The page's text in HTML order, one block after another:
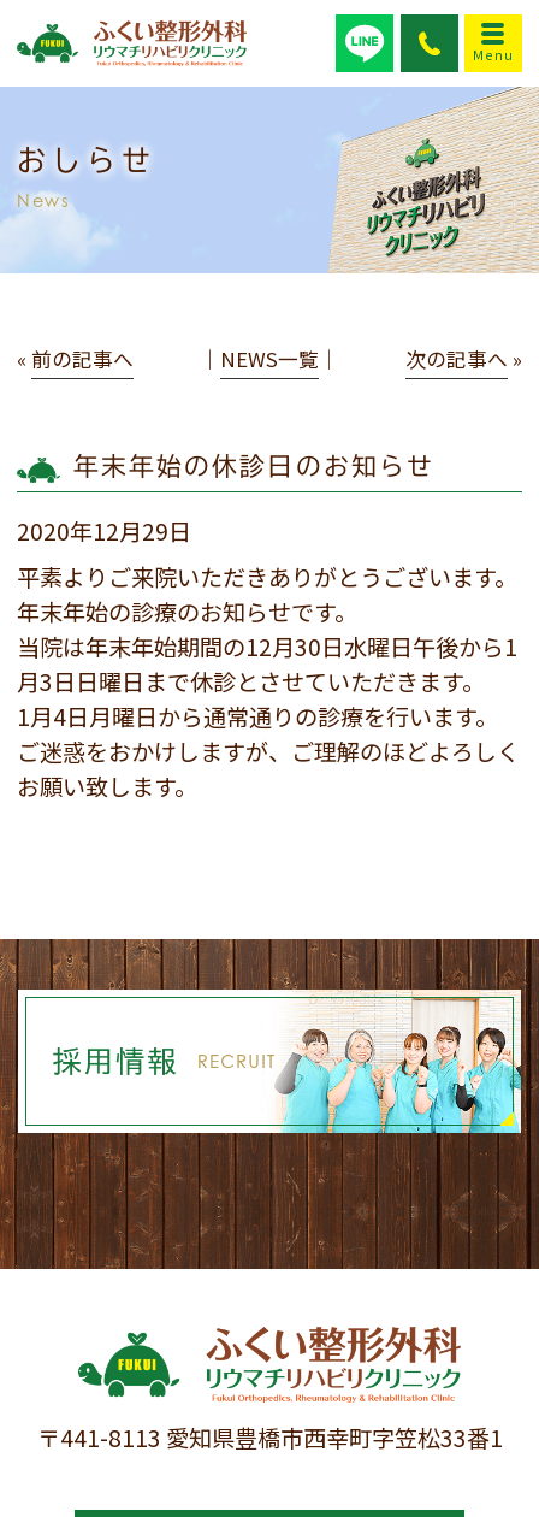
おしらせ
News
« 前の記事へ │ NEWS一覧 │ 次の記事へ »
年末年始の休診日のお知らせ
2020年12月29日
平素よりご来院いただきありがとうございます。
年末年始の診療のお知らせです。
当院は年末年始期間の12月30日水曜日午後から1
月3日日曜日まで休診とさせていただきます。
1月4日月曜日から通常通りの診療を行います。
ご迷惑をおかけしますが、ご理解のほどよろしく
お願い致します。
〒441-8113 愛知県豊橋市西幸町字笠松33番1